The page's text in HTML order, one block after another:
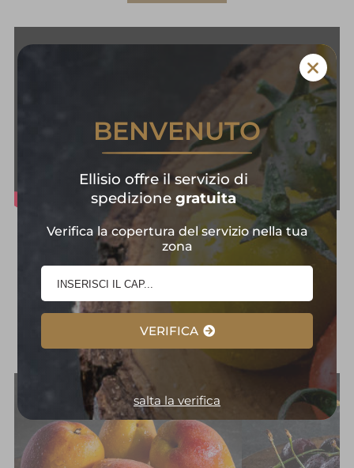
Frutta e Verdura in
Primo Piano:
Selezione
d'Eccellenza
BENVENUTO
Ellisio offre il servizio di
spedizione gratuita
Verifica la copertura del servizio nella tua
zona
VERIFICA
salta la verifica